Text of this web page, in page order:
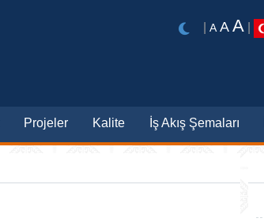
A A A
Projeler Kalite İş Akış Şemaları